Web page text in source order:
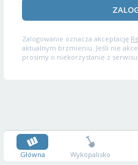
Zalogowanie oznacza akceptację
aktualnym brzmieniu. Jeśli nie
prosimy o niekorzystanie z serwisu.
Główna Wykopalisko